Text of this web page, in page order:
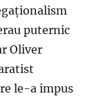
puternic
Oliver
le-a impus